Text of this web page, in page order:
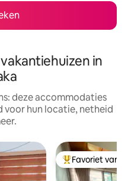
in
deze accommodaties
hun locatie, netheid
Topfavoriet van
Favoriet van